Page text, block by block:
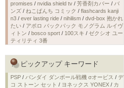
promises / nvidia shield tv / 芳香剤カバー / バ
ンズ / ねこぱんち コミック / flashcards kanji
n3 / ever lasting ride / nihilism / dvd-box 抱かれ
たい / アポロ バックパック モノグラム ルイヴ
ィトン / bosco sport / 100スキ / ゼクシオ ユー
ティリティ 3番
ピックアップ キーワード
PSP / バンダイ ダンボール戦機 σオービス / デ
コ ストーン セット / ヨネックス YONEX / カ